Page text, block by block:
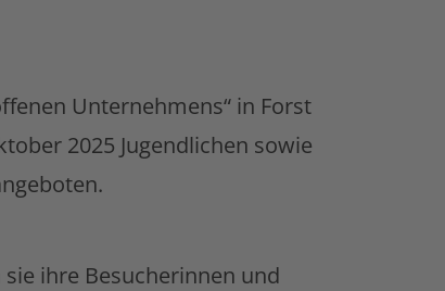
Unternehmens“ in Forst
2025 Jugendlichen sowie
ihre Besucherinnen und